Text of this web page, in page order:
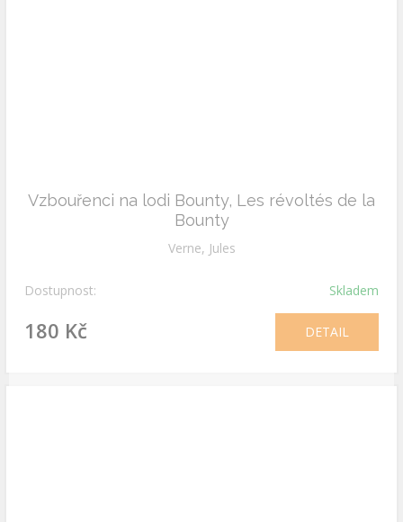
Vzbouřenci na lodi Bounty, Les révoltés de la
Bounty
Verne, Jules
Dostupnost: Skladem
180 Kč DETAIL